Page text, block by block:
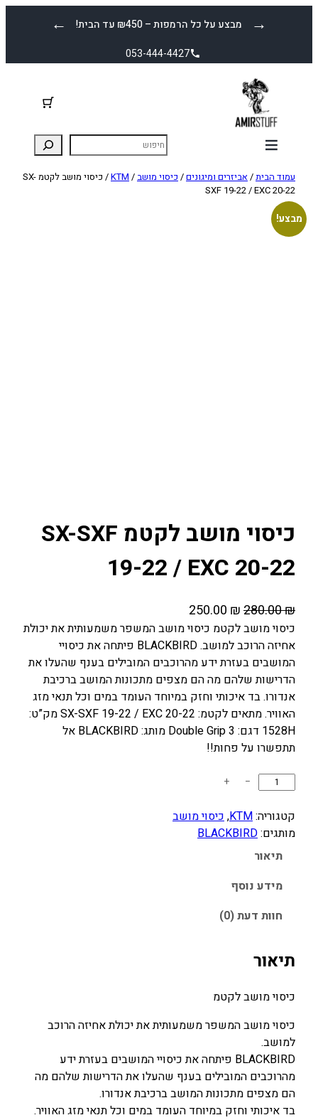
← מבצע על כל הרמפות – ₪450 עד הבית! →
053-444-4427
עמוד הבית/אביזרים ומיגונים/ כיסוי מושב/
KTM
/ כיסוי מושב לקטמ SX-
SXF 19-22 / EXC 20-22
מבצע!
כיסוי מושב לקטמ SX-SXF
19-22 / EXC 20-22
280.00₪
ה
מ
ח
י
ר
ה
מ
ק
ה
י
:
2
8
0
₪
.
250.00 ₪
מ
ח
י
ר
ה
נ
ה
₪
כיסוי מושב לקטמ כיסוי מושב המשפר משמעותית את יכולת
אחיזה הרוכב למושב. BLACKBIRD פיתחה את כיסויי
המושבים בעזרת ידע מהרוכבים המובילים בענף שהעלו את
הדרישות שלהם מה הם מצפים מתכונות המושב ברכיבת
אנדורו. בד איכותי וחזק במיוחד העומד במים וכל תנאי מזג
האוויר. מתאים לקטמ: SX-SXF 19-22 / EXC 20-22 מק”ט:
1528H דגם: Double Grip 3 מותג: BLACKBIRD אל
תתפשרו על פחות!!
ו
ת
מ
ש
ב
ל
ק
ט
מ
S
−
+
קטגוריה:KTM
, כיסוי מושב
מותגים:BLACKBIRD
תיאור
מידע נוסף
חוות דעת (0)
תיאור
כיסוי מושב לקטמ
כיסוי מושב המשפר משמעותית את יכולת אחיזה הרוכב
למושב.
BLACKBIRD פיתחה את כיסויי המושבים בעזרת ידע
מהרוכבים המובילים בענף שהעלו את הדרישות שלהם מה
הם מצפים מתכונות המושב ברכיבת אנדורו.
בד איכותי וחזק במיוחד העומד במים וכל תנאי מזג האוויר.